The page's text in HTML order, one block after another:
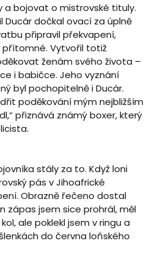
a bojovat o mistrovské tituly.
Ducár dočkal ovací za úplně
připravil překvapení,
přítomné. Vytvořil totiž
ženám svého života –
i babičce. Jeho vyznání
byl pochopitelně i Ducár.
poděkování mým nejbližším
přiznává známý boxer, který
stály za to. Když loni
pás v Jihoafrické
Obrazně řečeno dostal
zápas jsem sice prohrál, měl
ale poklekl jsem v ringu a
do června loňského